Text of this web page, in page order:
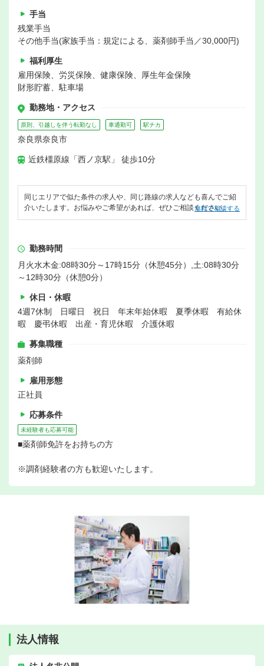
手当
残業手当
その他手当(家族手当：規定による、薬剤師手当／30,000円)
福利厚生
雇用保険、労災保険、健康保険、厚生年金保険
財形貯蓄、駐車場
勤務地・アクセス
原則、引越しを伴う転勤なし 車通勤可 駅チカ
奈良県奈良市
近鉄橿原線「西ノ京駅」 徒歩10分
同じエリアで似た条件の求人や、同じ路線の求人なども喜んでご紹
介いたします。お悩みやご希望があれば、ぜひご相談ください。
無料で相談する
勤務時間
月火水木金:08時30分～17時15分（休憩45分）,土:08時30分
～12時30分（休憩0分）
休日・休暇
4週7休制 日曜日 祝日 年末年始休暇 夏季休暇 有給休
暇 慶弔休暇 出産・育児休暇 介護休暇
募集職種
薬剤師
雇用形態
正社員
応募条件
未経験者も応募可能
■薬剤師免許をお持ちの方
※調剤経験者の方も歓迎いたします。
法人情報